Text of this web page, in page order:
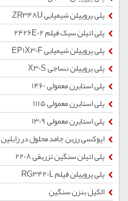
پلی پروپیلن شیمیایی ZR348U
پلی اتیلن سبک فیلم 2426E02
پلی پروپیلن شیمیایی EP1X30F
پلی پروپیلن نساجی X30S
پلی استایرن معمولی 1460
پلی استایرن معمولی 1115
پلی استایرن معمولی 1309
اپوکسی رزین جامد محلول در زایلین E01X70
پلی اتیلن سنگین تزریقی 2208
پلی پروپیلن فیلم RG3420L
الکیل بنزن سنگین